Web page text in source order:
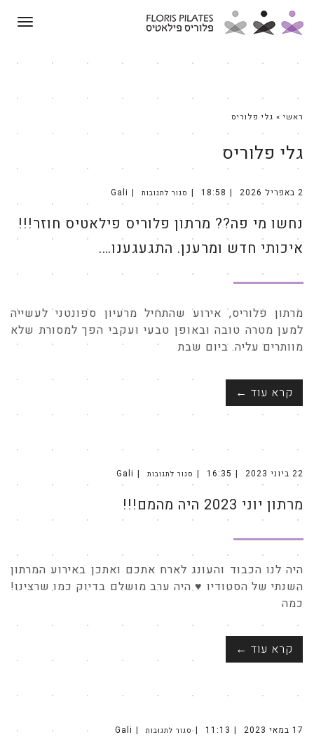
ראשי » גלי פלוריס
גלי פלוריס
2 באפריל 2026 18:58 סגור לתגובות
פה??
מרתון
פילאטיס
חוזר!!!
איכותי
התגעגענו….
Gali
נחשו מי פה?? מרתון פלוריס פילאטיס חוזר!!!
איכותי חדש ומרענן. התגעגענו….
מרתון פלוריס, אירוע שהתחיל מרעיון ספונטני לעשייה
למען מטרה טובה ובאופן טבעי ועקבי הפך למסורת שלא
מוותרים עליה. ביום שבת
קרא עוד ←
22 ביוני 2023 16:35 סגור לתגובות
2023
היה
Gali
מרתון יוני 2023 היה מהמם!!!
היה לנו הכבוד והעונג לארח אתכם ואתכן באירוע המרתון
השנתי של הסטודיו ♥ היה ערב מושלם בדיוק כמו שרצינו!
כמה
קרא עוד ←
17 במאי 2023 11:13 סגור לתגובות Gali